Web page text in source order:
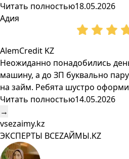
Читать полностью18.05.2026
Адия
AlemCredit KZ
Неожиданно понадобились
машину, а до ЗП буквально
на займ. Ребята шустро
Читать полностью14.05.2026
→
vsezaimy.kz
ЭКСПЕРТЫ ВСЕZAЙМЫ.KZ